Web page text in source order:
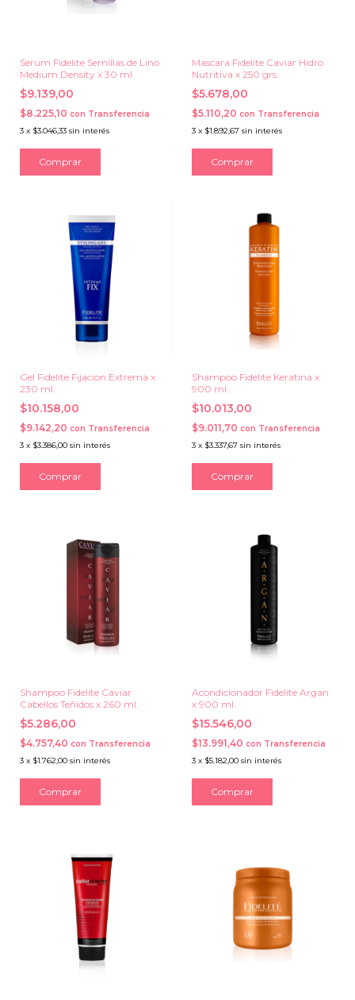
Serum Fidelite Semillas de Lino
Medium Density x 30 ml.
$9.139,00
$8.225,10 con Transferencia
3 x $3.046,33 sin interés
Mascara Fidelite Caviar Hidro
Nutritiva x 250 grs.
$5.678,00
$5.110,20 con Transferencia
3 x $1.892,67 sin interés
Gel Fidelite Fijacion Extrema x
230 ml.
$10.158,00
$9.142,20 con Transferencia
3 x $3.386,00 sin interés
Shampoo Fidelite Keratina x
900 ml.
$10.013,00
$9.011,70 con Transferencia
3 x $3.337,67 sin interés
Shampoo Fidelite Caviar
Cabellos Teñidos x 260 ml.
$5.286,00
$4.757,40 con Transferencia
3 x $1.762,00 sin interés
Acondicionador Fidelite Argan
x 900 ml.
$15.546,00
$13.991,40 con Transferencia
3 x $5.182,00 sin interés